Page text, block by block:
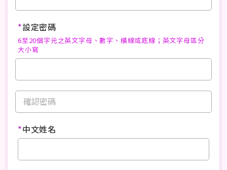
*設定密碼
6至20個字元之英文字母、數字、橫線或底線；英文字母區分
大小寫
*中文姓名